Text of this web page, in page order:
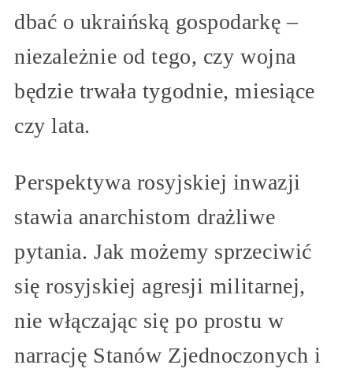
dbać o ukraińską gospodarkę –
niezależnie od tego, czy wojna
będzie trwała tygodnie, miesiące
czy lata.
Perspektywa rosyjskiej inwazji
stawia anarchistom drażliwe
pytania. Jak możemy sprzeciwić
się rosyjskiej agresji militarnej,
nie włączając się po prostu w
narrację Stanów Zjednoczonych i